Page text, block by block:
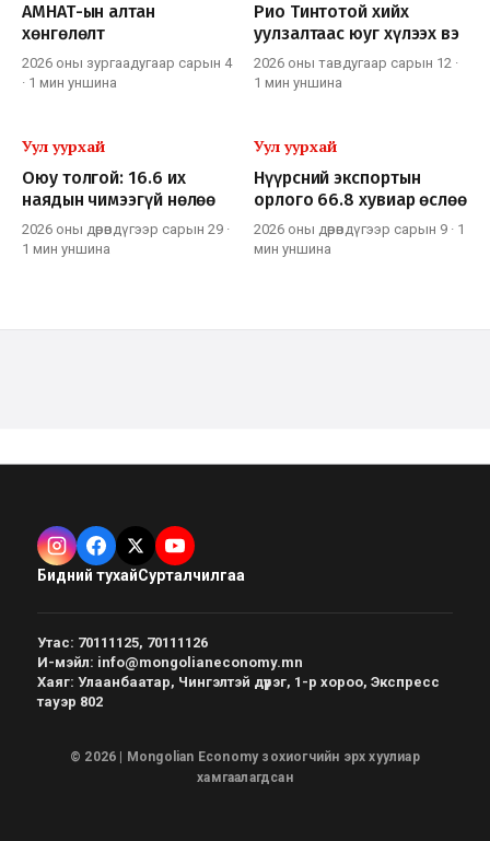
АМНАТ-ын алтан
хөнгөлөлт
2026 оны зургаадугаар сарын 4
· 1 мин уншина
Рио Тинтотой хийх
уулзалтаас юуг хүлээх вэ
2026 оны тавдугаар сарын 12 ·
1 мин уншина
Уул уурхай
Оюу толгой: 16.6 их
наядын чимээгүй нөлөө
2026 оны дөрөвдүгээр сарын 29 ·
1 мин уншина
Уул уурхай
Нүүрсний экспортын
орлого 66.8 хувиар өслөө
2026 оны дөрөвдүгээр сарын 9 · 1
мин уншина
Бидний тухайСурталчилгаа
Утас: 70111125, 70111126
И-мэйл: info@mongolianeconomy.mn
Хаяг: Улаанбаатар, Чингэлтэй дүүрэг, 1-р хороо, Экспресс
тауэр 802
© 2026 | Mongolian Economy зохиогчийн эрх хуулиар
хамгаалагдсан